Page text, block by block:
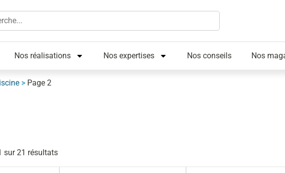
Nos réalisations Nos expertises Nos conseils Nos
> Page 2
sur 21 résultats